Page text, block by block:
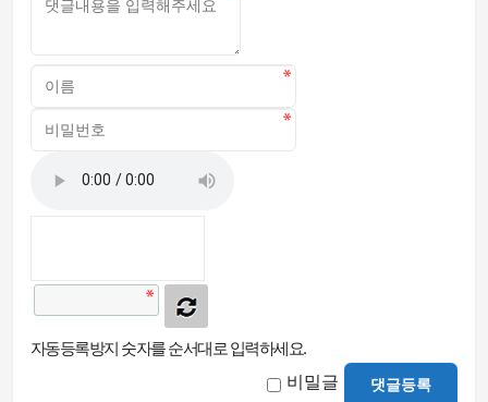
자동등록방지 숫자를 순서대로 입력하세요.
비밀글 댓글등록